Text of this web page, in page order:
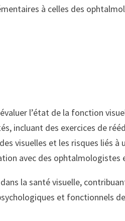
à celles des
l’état de la fonction
incluant des exercices de
visuelles et les risques liés à
avec des ophtalmologistes
la santé visuelle,
et fonctionnels